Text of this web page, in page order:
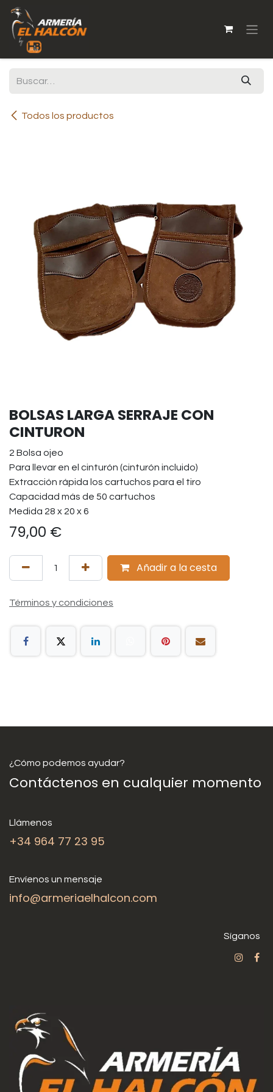
Ir al contenido
Todos los productos
BOLSAS LARGA SERRAJE CON
CINTURON
2 Bolsa ojeo
Para llevar en el cinturón (cinturón incluido)
Extracción rápida los cartuchos para el tiro
Capacidad más de 50 cartuchos
Medida 28 x 20 x 6
79,00 €
Añadir a la cesta
Términos y condiciones
¿Cómo podemos ayudar?
Contáctenos en cualquier momento
Llámenos
+34 964 77 23 95
Envíenos un mensaje
info@armeriaelhalcon.com
Síganos